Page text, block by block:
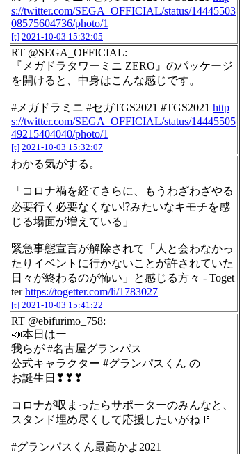
s://twitter.com/SEGA_OFFICIAL/status/14445503
08575604736/photo/1
[t] 2021-10-03 15:32:05
RT @SEGA_OFFICIAL:
『メガドラタワーミニ ZERO』のパッケージ
を開けると、中身はこんな感じです。
#メガドラミニ #セガTGS2021 #TGS2021 http
s://twitter.com/SEGA_OFFICIAL/status/14445505
49215404040/photo/1
[t] 2021-10-03 15:32:07
わかる気がする。
「コロナ禍を経てさらに、もうわざわざやる
必要行く必要なくない⁉️みたいなキモチを感
じる場面が増えている」
緊急事態宣言が解除されて「人と会わなかっ
たりイベントに行かないことが許されていた
日々が終わるのが怖い」と感じる方々 - Toget
terhttps://togetter.com/li/1783027
[t] 2021-10-03 15:41:22
RT @ebifurimo_758:
📣本日はー
我らが #名古屋グランパス
公式キャラクター #グランパスくん の
お誕生日❣❣❣
コロナが収まったらサポーターのみんなと、
スタンド埋め尽くして応援したいがね🚩
#グランパスくん最高かよ2021